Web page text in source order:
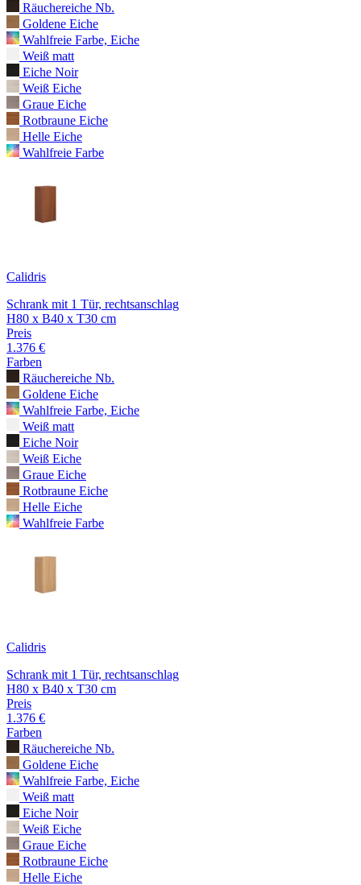
Räuchereiche Nb.
Goldene Eiche
Wahlfreie Farbe, Eiche
Weiß matt
Eiche Noir
Weiß Eiche
Graue Eiche
Rotbraune Eiche
Helle Eiche
Wahlfreie Farbe
Calidris
Schrank mit 1 Tür, rechtsanschlag
H80 x B40 x T30 cm
Preis
1.376 €
Farben
Räuchereiche Nb.
Goldene Eiche
Wahlfreie Farbe, Eiche
Weiß matt
Eiche Noir
Weiß Eiche
Graue Eiche
Rotbraune Eiche
Helle Eiche
Wahlfreie Farbe
Calidris
Schrank mit 1 Tür, rechtsanschlag
H80 x B40 x T30 cm
Preis
1.376 €
Farben
Räuchereiche Nb.
Goldene Eiche
Wahlfreie Farbe, Eiche
Weiß matt
Eiche Noir
Weiß Eiche
Graue Eiche
Rotbraune Eiche
Helle Eiche